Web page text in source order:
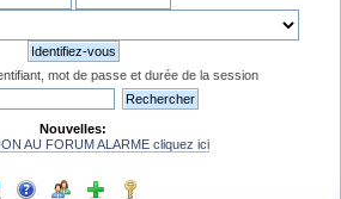
mot de passe et durée de la session
Nouvelles:
AU FORUM ALARME cliquez ici